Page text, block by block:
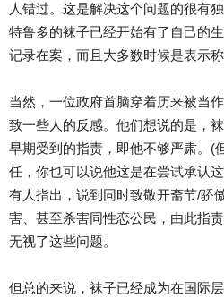
人错过。这是解决这个问题的很有
特鲁多的袜子已经开始有了自己的
记录在案，而且大多数时候是表示称
当然，一位政府首脑穿着历来被当
致一些人的反感。他们想说的是，
早期受到的指责，即他不够严肃。(
任，你也可以说他这是在尝试承认
有人指出，说到同时致敬开斋节/骄
害、甚至杀害同性恋公民，由此指
无视了这些问题。
但总的来说，袜子已经成为在国际